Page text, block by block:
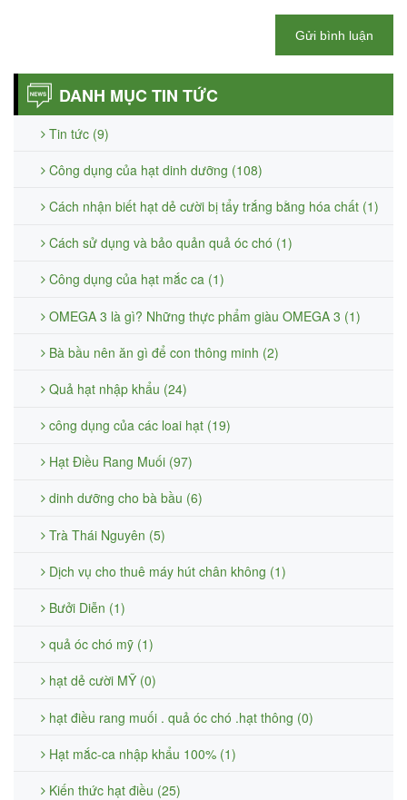
Gửi bình luận
DANH MỤC TIN TỨC
Tin tức (9)
Công dụng của hạt dinh dưỡng (108)
Cách nhận biết hạt dẻ cười bị tẩy trắng bằng hóa chất (1)
Cách sử dụng và bảo quản quả óc chó (1)
Công dụng của hạt mắc ca (1)
OMEGA 3 là gì? Những thực phẩm giàu OMEGA 3 (1)
Bà bầu nên ăn gì để con thông minh (2)
Quả hạt nhập khẩu (24)
công dụng của các loai hạt (19)
Hạt Điều Rang Muối (97)
dinh dưỡng cho bà bầu (6)
Trà Thái Nguyên (5)
Dịch vụ cho thuê máy hút chân không (1)
Bưởi Diễn (1)
quả óc chó mỹ (1)
hạt dẻ cười MỸ (0)
hạt điều rang muối . quả óc chó .hạt thông (0)
Hạt mắc-ca nhập khẩu 100% (1)
Kiến thức hạt điều (25)